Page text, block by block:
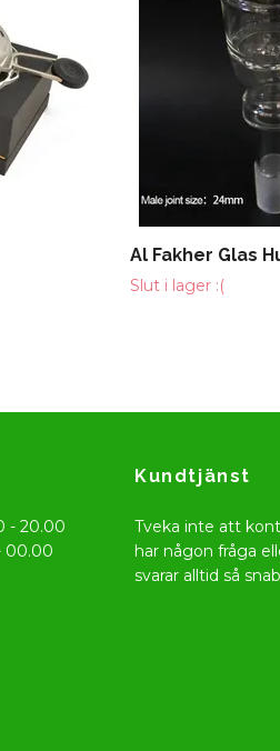
Al Fakher Glas
Slut i lager :(
- 20.00
00.00
Kundtjänst
Tveka inte att
har någon fråga
svarar alltid så